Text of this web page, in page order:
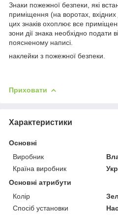
Знаки пожежної безпеки, які
приміщення (на воротах,
цих знаків охоплює все
зони дії знака необхідно подати
поясненому написі.
наклейки з пожежної безпеки.
Приховати
Характеристики
Основні
Виробник
Країна виробник
Основні атрибути
Колір
Спосіб установки